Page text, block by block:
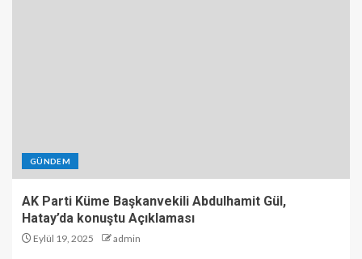
GÜNDEM
AK Parti Küme Başkanvekili Abdulhamit Gül,
Hatay’da konuştu Açıklaması
Eylül 19, 2025 admin